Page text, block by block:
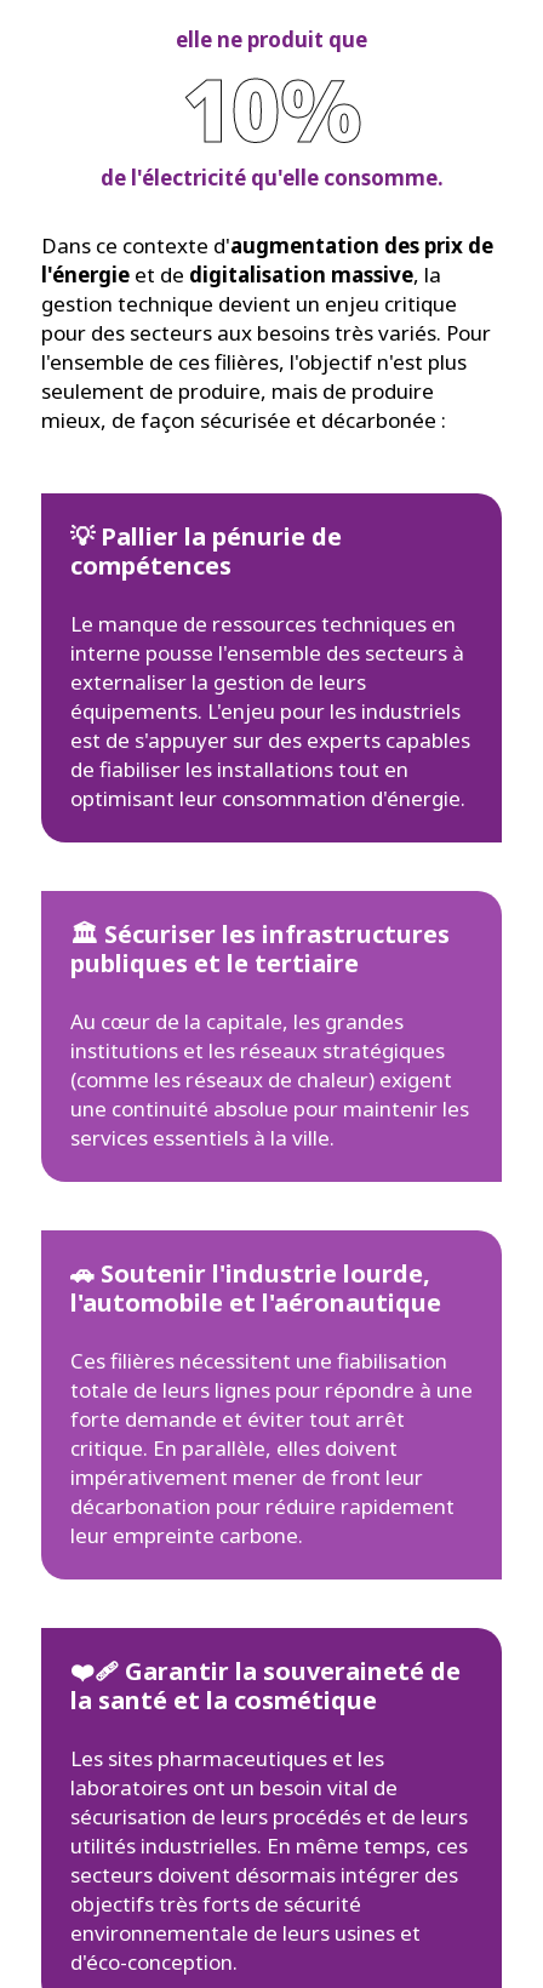
elle ne produit que
10%
de l'électricité qu'elle consomme.
Dans ce contexte d'augmentation des prix de
l'énergie et de digitalisation massive, la
gestion technique devient un enjeu critique
pour des secteurs aux besoins très variés. Pour
l'ensemble de ces filières, l'objectif n'est plus
seulement de produire, mais de produire
mieux, de façon sécurisée et décarbonée :
💡 Pallier la pénurie de
compétences
Le manque de ressources techniques en
interne pousse l'ensemble des secteurs à
externaliser la gestion de leurs
équipements. L'enjeu pour les industriels
est de s'appuyer sur des experts capables
de fiabiliser les installations tout en
optimisant leur consommation d'énergie.
🏛 Sécuriser les infrastructures
publiques et le tertiaire
Au cœur de la capitale, les grandes
institutions et les réseaux stratégiques
(comme les réseaux de chaleur) exigent
une continuité absolue pour maintenir les
services essentiels à la ville.
🚗 Soutenir l'industrie lourde,
l'automobile et l'aéronautique
Ces filières nécessitent une fiabilisation
totale de leurs lignes pour répondre à une
forte demande et éviter tout arrêt
critique. En parallèle, elles doivent
impérativement mener de front leur
décarbonation pour réduire rapidement
leur empreinte carbone.
❤‍🩹 Garantir la souveraineté de
la santé et la cosmétique
Les sites pharmaceutiques et les
laboratoires ont un besoin vital de
sécurisation de leurs procédés et de leurs
utilités industrielles. En même temps, ces
secteurs doivent désormais intégrer des
objectifs très forts de sécurité
environnementale de leurs usines et
d'éco-conception.